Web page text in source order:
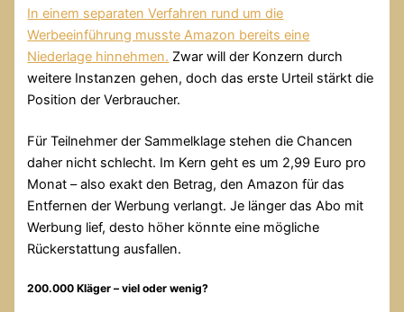
In einem separaten Verfahren rund um die
Werbeeinführung musste Amazon bereits eine
Niederlage hinnehmen. Zwar will der Konzern durch
weitere Instanzen gehen, doch das erste Urteil stärkt die
Position der Verbraucher.
Für Teilnehmer der Sammelklage stehen die Chancen
daher nicht schlecht. Im Kern geht es um 2,99 Euro pro
Monat – also exakt den Betrag, den Amazon für das
Entfernen der Werbung verlangt. Je länger das Abo mit
Werbung lief, desto höher könnte eine mögliche
Rückerstattung ausfallen.
200.000 Kläger – viel oder wenig?